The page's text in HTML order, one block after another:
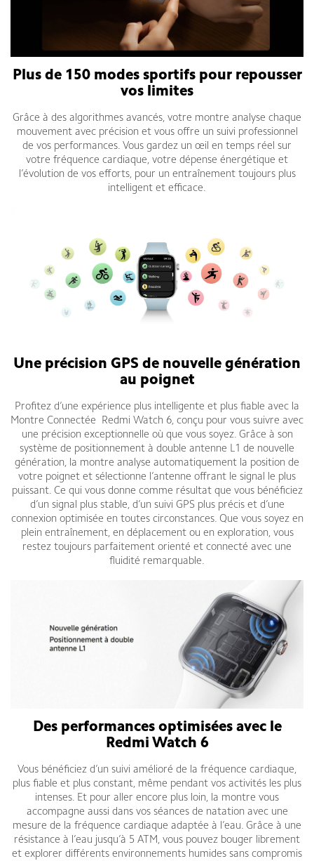
Plus de 150 modes sportifs pour repousser
vos limites
Grâce à des algorithmes avancés, votre montre analyse chaque
mouvement avec précision et vous offre un suivi professionnel
de vos performances. Vous gardez un œil en temps réel sur
votre fréquence cardiaque, votre dépense énergétique et
l’évolution de vos efforts, pour un entraînement toujours plus
intelligent et efficace.
Une précision GPS de nouvelle génération
au poignet
Profitez d’une expérience plus intelligente et plus fiable avec la
Montre Connectée Redmi Watch 6, conçu pour vous suivre avec
une précision exceptionnelle où que vous soyez. Grâce à son
système de positionnement à double antenne L1 de nouvelle
génération, la montre analyse automatiquement la position de
votre poignet et sélectionne l’antenne offrant le signal le plus
puissant. Ce qui vous donne comme résultat que vous bénéficiez
d’un signal plus stable, d’un suivi GPS plus précis et d’une
connexion optimisée en toutes circonstances. Que vous soyez en
plein entraînement, en déplacement ou en exploration, vous
restez toujours parfaitement orienté et connecté avec une
fluidité remarquable.
Des performances optimisées avec le
Redmi Watch 6
Vous bénéficiez d’un suivi amélioré de la fréquence cardiaque,
plus fiable et plus constant, même pendant vos activités les plus
intenses. Et pour aller encore plus loin, la montre vous
accompagne aussi dans vos séances de natation avec une
mesure de la fréquence cardiaque adaptée à l’eau. Grâce à une
résistance à l’eau jusqu’à 5 ATM, vous pouvez bouger librement
et explorer différents environnements humides sans compromis